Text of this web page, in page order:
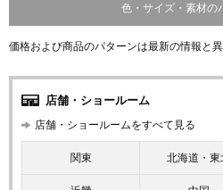
色・サイズ・素材の
価格および商品のパターンは最新の情報と
店舗・ショールーム
店舗・ショールームをすべて見る
関東 北海道・東